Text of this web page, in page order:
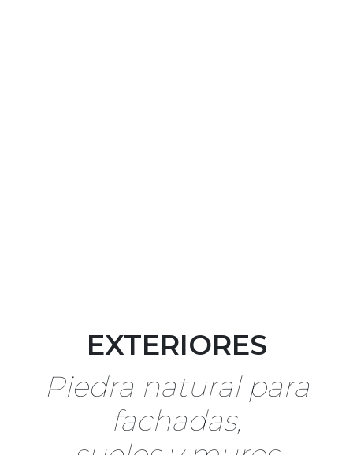
EXTERIORES
Piedra natural para
fachadas,